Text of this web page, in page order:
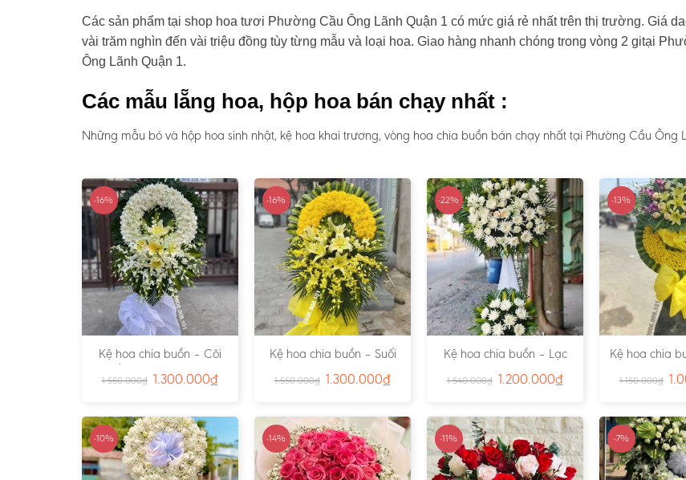
Các sản phẩm tại shop hoa tươi Phường Cầu Ông Lãnh Quận 1 có mức giá rẻ nhất trên thị trường. Giá
vài trăm nghìn đến vài triệu đồng tùy từng mẫu và loại hoa. Giao hàng nhanh chóng trong vòng 2 gitại
Ông Lãnh Quận 1.
Các mẫu lẵng hoa, hộp hoa bán chạy nhất :
Những mẫu bó và hộp hoa sinh nhật, kệ hoa khai trương, vòng hoa chia buồn bán chạy nhất tại Phường Cầu Ông
-16%
Kệ hoa chia buồn – Cõi
Trần Gian – Ms:4724
1.550.000₫ 1.300.000₫
-16%
Kệ hoa chia buồn – Suối
1.550.000₫ 1.300.000₫
-22%
Kệ hoa chia buồn – Lạc
1.540.000₫ 1.200.000₫
-13%
Kệ hoa chia
1.150.000₫
-10% -14% -11% -7%